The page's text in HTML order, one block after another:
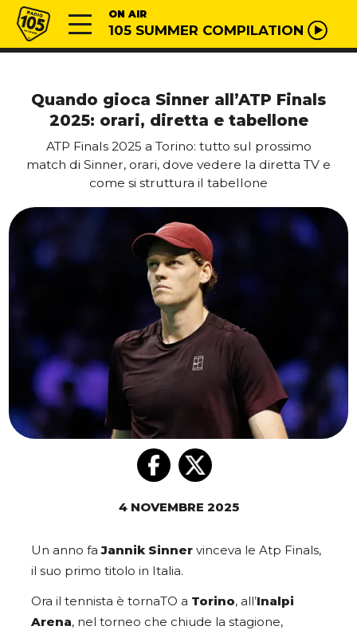
Vai al contenuto
Radio 105 ON AIR
105 SUMMER COMPILATION
Quando gioca Sinner all’ATP Finals
2025: orari, diretta e tabellone
ATP Finals 2025 a Torino: tutto sul prossimo
match di Sinner, orari, dove vedere la diretta TV e
come si struttura il tabellone
4 NOVEMBRE 2025
Un anno faJannik Sinner vinceva le Atp Finals,
il suo primo titolo in Italia.
Ora il tennista è tornaTO a Torino, all’Inalpi
Arena, nel torneo che chiude la stagione,